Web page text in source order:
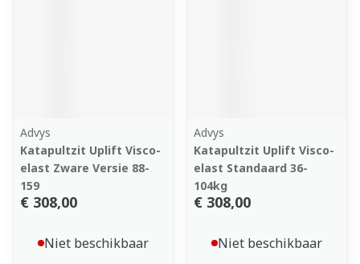
Advys
Katapultzit Uplift Visco-
elast Zware Versie 88-
159
€ 308,00
Niet beschikbaar
Advys
Katapultzit Uplift Visco-
elast Standaard 36-
104kg
€ 308,00
Niet beschikbaar